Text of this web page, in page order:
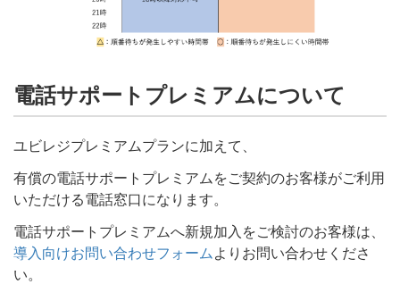
電話サポートプレミアムについて
ユビレジプレミアムプランに加えて、
有償の電話サポートプレミアムをご契約のお客様がご利用
いただける電話窓口になります。
電話サポートプレミアムへ新規加入をご検討のお客様は、
導入向けお問い合わせフォームよりお問い合わせくださ
い。